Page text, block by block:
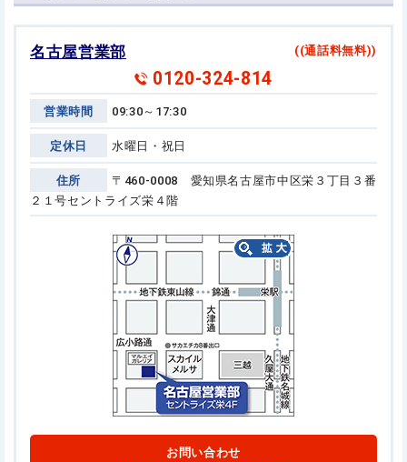
名古屋営業部 ((通話料無料))
0120-324-814
営業時間 09:30～17:30
定休日 水曜日・祝日
住所
〒460-0008 愛知県名古屋市中区栄３丁目３番
２１号セントライズ栄４階
お問い合わせ